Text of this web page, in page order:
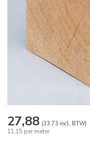
27,88 (33.73 incl. BTW)
11,15 per meter